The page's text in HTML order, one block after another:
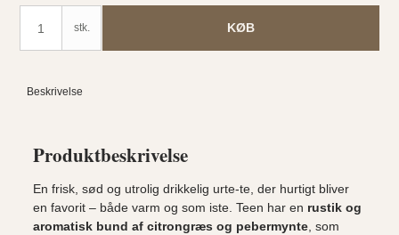
stk. KØB
Beskrivelse
Produktbeskrivelse
En frisk, sød og utrolig drikkelig urte-te, der hurtigt bliver
en favorit – både varm og som iste. Teen har en rustik og
aromatisk bund af citrongræs og pebermynte, som